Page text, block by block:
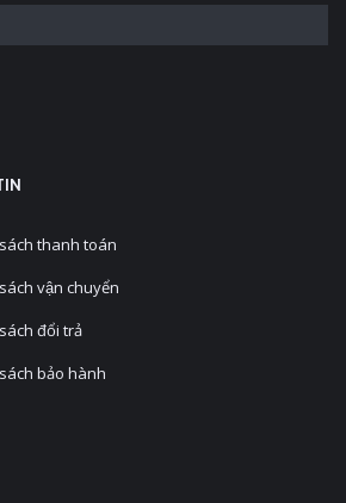
thanh toán
vận chuyển
đổi trả
bảo hành